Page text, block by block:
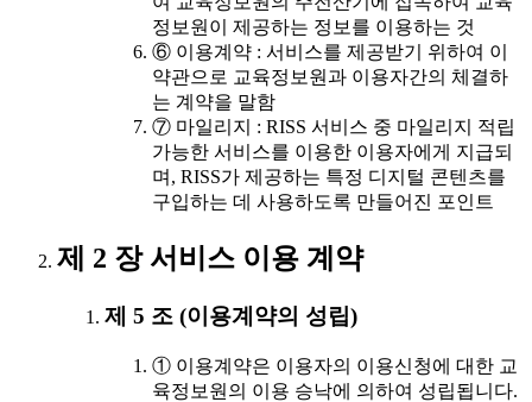
정보원이 제공하는 정보를 이용하는 것
⑥ 이용계약 : 서비스를 제공받기 위하여 이
약관으로 교육정보원과 이용자간의 체결하
는 계약을 말함
⑦ 마일리지 : RISS 서비스 중 마일리지 적립
가능한 서비스를 이용한 이용자에게 지급되
며, RISS가 제공하는 특정 디지털 콘텐츠를
구입하는 데 사용하도록 만들어진 포인트
제 2 장 서비스 이용 계약
제 5 조 (이용계약의 성립)
① 이용계약은 이용자의 이용신청에 대한 교
육정보원의 이용 승낙에 의하여 성립됩니다.